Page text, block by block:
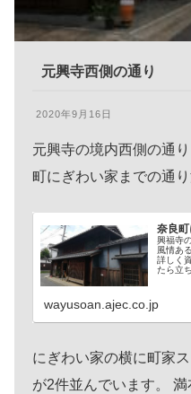
元興寺西側の通り
2020年9月16日
元興寺の境内西側の通
町にぎわい家までの通り
奈良
興福寺
風情あ
詳しく
たら立
wayusoan.ajec.co.jp
にぎわい家の横に町家
が2件並んでいます。